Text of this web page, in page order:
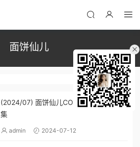
面饼仙儿
(2024/07) 面饼仙儿COS图片与合摄作品
集
admin 2024-07-12